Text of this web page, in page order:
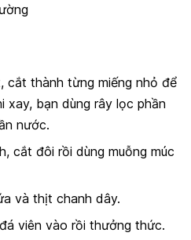
cắt thành từng miếng nhỏ để
xay, bạn dùng rây lọc phần
nước.
cắt đôi rồi dùng muỗng múc
và thịt chanh dây.
viên vào rồi thưởng thức.